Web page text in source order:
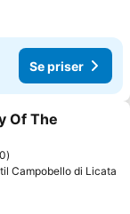
Se priser
Of The
Campobello di Licata